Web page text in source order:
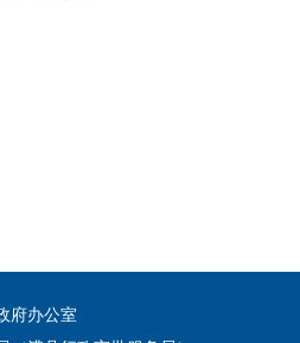
府办公室